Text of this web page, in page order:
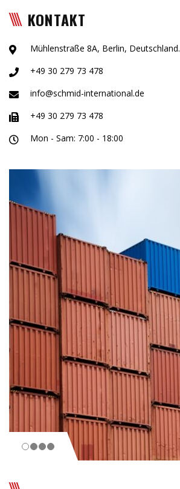
KONTAKT
Mühlenstraße 8A, Berlin, Deutschland.
+49 30 279 73 478
info@schmid-international.de
+49 30 279 73 478
Mon - Sam: 7:00 - 18:00